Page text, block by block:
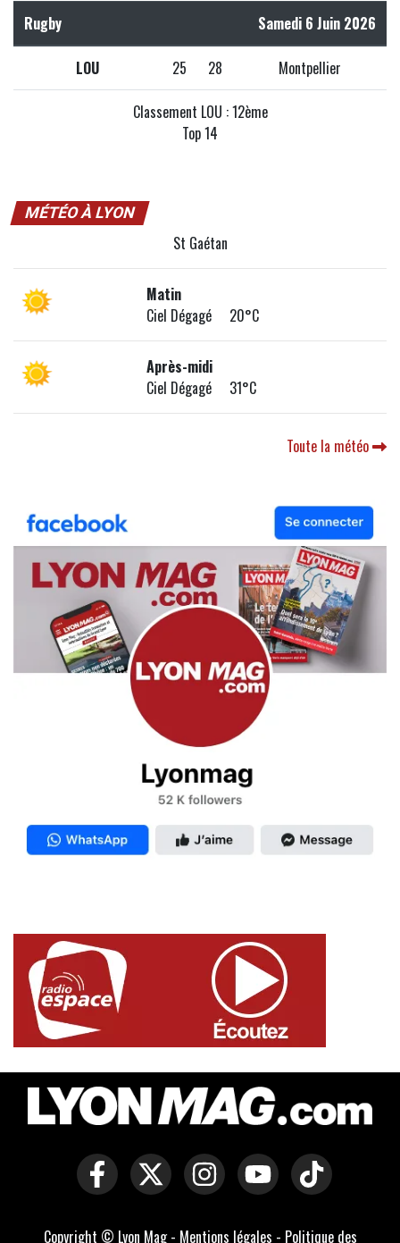
Rugby Samedi 6 Juin 2026
LOU 25 28 Montpellier
Classement LOU : 12ème
Top 14
MÉTÉO À LYON
St Gaétan
Matin
Ciel Dégagé 20°C
Après-midi
Ciel Dégagé 31°C
Toute la météo
Copyright © Lyon Mag - Mentions légales - Politique des